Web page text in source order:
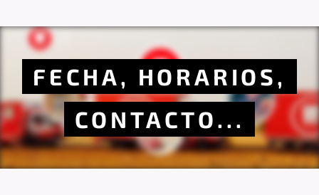
FECHA, HORARIOS,
CONTACTO...